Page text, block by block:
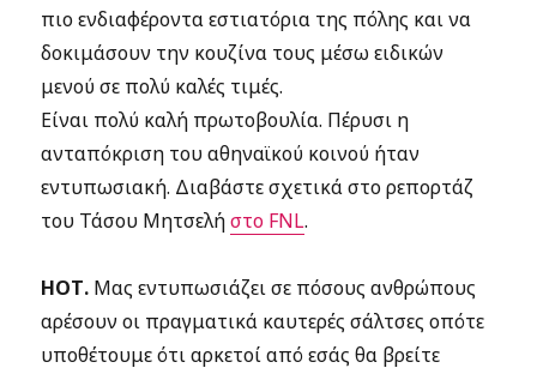
πιο ενδιαφέροντα εστιατόρια της πόλης και να
δοκιμάσουν την κουζίνα τους μέσω ειδικών
μενού σε πολύ καλές τιμές.
Είναι πολύ καλή πρωτοβουλία. Πέρυσι η
ανταπόκριση του αθηναϊκού κοινού ήταν
εντυπωσιακή. Διαβάστε σχετικά στο ρεπορτάζ
του Τάσου Μητσελήστο FNL.
ΗΟΤ. Μας εντυπωσιάζει σε πόσους ανθρώπους
αρέσουν οι πραγματικά καυτερές σάλτσες οπότε
υποθέτουμε ότι αρκετοί από εσάς θα βρείτε